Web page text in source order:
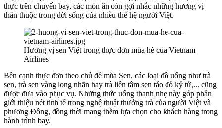
thực trên chuyến bay, các món ăn còn gợi nhắc những hương vị
thân thuộc trong đời sống của nhiều thế hệ người Việt.
Hương vị sen Việt trong thực đơn mùa hè của Vietnam
Airlines
Bên cạnh thực đơn theo chủ đề mùa Sen, các loại đồ uống như trà
sen, trà sen vàng long nhãn hay trà liên tâm sen táo đỏ kỷ tử,... cũng
được đưa vào phục vụ. Những thức uống thanh nhẹ này góp phần
giới thiệu nét tinh tế trong nghệ thuật thưởng trà của người Việt và
phương Đông, đồng thời mang thêm lựa chọn cho khách hàng trong
hành trình bay.